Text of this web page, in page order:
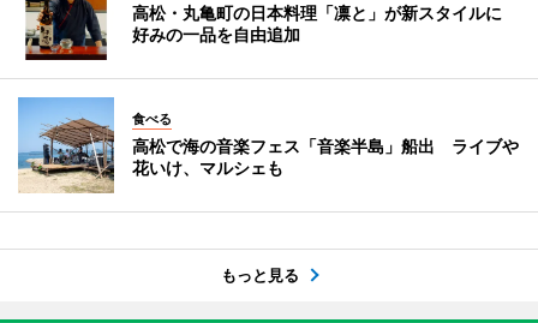
高松・丸亀町の日本料理「凛と」が新スタイルに
好みの一品を自由追加
食べる
高松で海の音楽フェス「音楽半島」船出 ライブや
花いけ、マルシェも
もっと見る